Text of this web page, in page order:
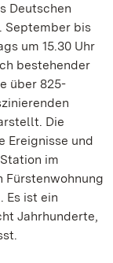
Deutschen
September bis
um 15.30 Uhr
bestehender
über 825-
Die
Ereignisse und
im
Fürstenwohnung
Es ist ein
Jahrhunderte,